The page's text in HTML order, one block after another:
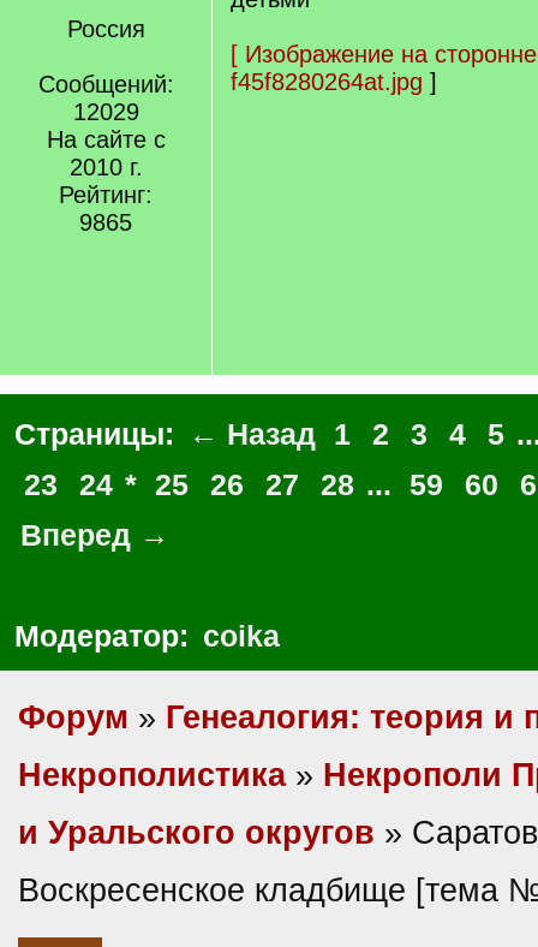
Россия
Сообщений:
12029
На сайте с
2010 г.
Рейтинг:
9865
[ Изображение на
f45f8280264at.jpg ]
Страницы: ← Назад 1 2 3 4 5
23
24 * 25 26 27 28 ... 59 60
Вперед →
Модератор: coika
Форум » Генеалогия: теория и
Некрополистика» Некрополи
и Уральского округов »
Воскресенское кладбище [тема